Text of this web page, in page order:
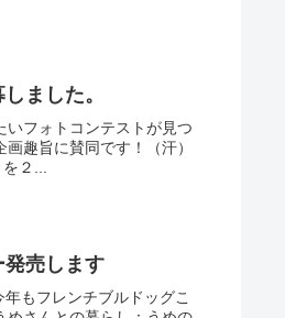
ました。
いフォトコンテストが見つ
趣旨に賛同です！（汗）
２...
売します
もフレンチブルドッグこ